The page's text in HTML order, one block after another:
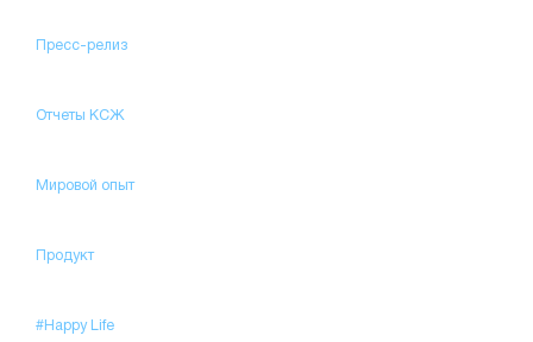
Пресс-релиз
Отчеты КСЖ
Мировой опыт
Продукт
#Happy Life